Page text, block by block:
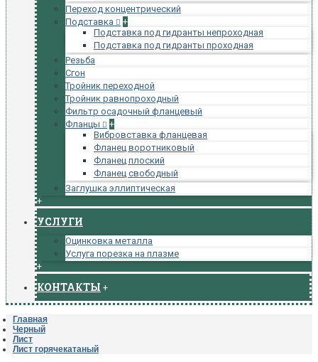
Переход концентрический
Подставка
+
Подставка под гидранты непроходная
Подставка под гидранты проходная
Резьба
Сгон
Тройник переходной
Тройник равнопроходный
Фильтр осадочный фланцевый
Фланцы
+
Вибровставка фланцевая
Фланец воротниковый
Фланец плоский
Фланец свободный
Заглушка эллиптическая
+
УСЛУГИ
Оцинковка металла
Услуга порезка на плазме
+
КОНТАКТЫ +
Главная
Черный
Лист
Лист горячекатаный